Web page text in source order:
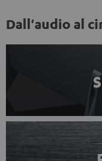
Dall'audio al